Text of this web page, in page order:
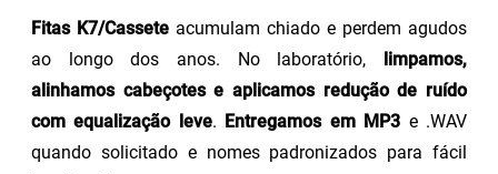
Fitas K7/Cassete acumulam chiado e perdem agudos
ao longo dos anos. No laboratório, limpamos,
alinhamos cabeçotes e aplicamos redução de ruído
com equalização leve. Entregamos em MP3 e .WAV
quando solicitado e nomes padronizados para fácil